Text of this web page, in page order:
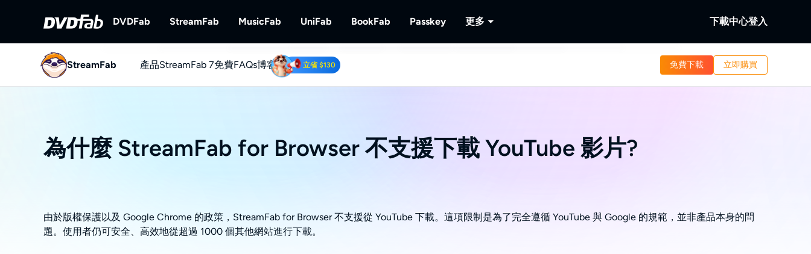
DVDFab
DVDFab
StreamFab
StreamFab
MusicFab
MusicFab
下載串流音樂。
UniFab
UniFab
BookFab Passkey 更多 下載中心登入
StreamFab 產品StreamFab 7免費FAQs博客 立省 $130 免費下載 立即購買
為什麼 StreamFab for Browser 不支援下載 YouTube 影片?
由於版權保護以及 Google Chrome 的政策，StreamFab for Browser 不支援從 YouTube 下載。這項限制是為了完全遵循 YouTube 與 Google 的規範，並非產品本身的問
題。使用者仍可安全、高效地從超過 1000 個其他網站進行下載。